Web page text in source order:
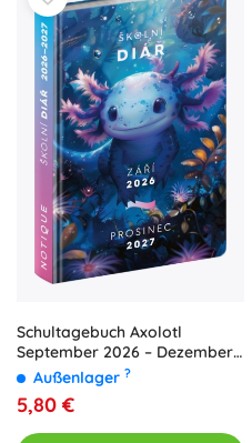
Schultagebuch Axolotl
September 2026 – Dezember
2027, 9,8 × 14,5 cm
Außenlager ?
5,80 €